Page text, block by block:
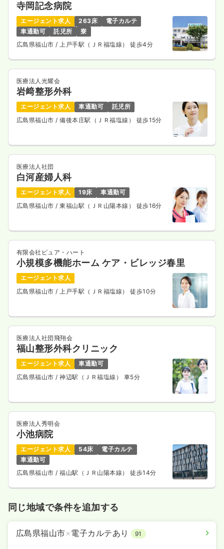
寺岡記念病院
エージェント求人 263床
電子カルテ
車通勤可
託児所
寮
広島県福山市/ 上戸手駅（ＪＲ福塩線） 徒歩4分
医療法人光耀会
岩﨑整形外科
エージェント求人 車通勤可
託児所
広島県福山市 / 備後本庄駅（ＪＲ福塩線） 徒歩15分
医療法人社団
白河産婦人科
エージェント求人 19床
車通勤可
広島県福山市 / 東福山駅（ＪＲ山陽本線） 徒歩16分
有限会社ピュア・ハート
小規模多機能ホーム ケア・ビレッジ春里
エージェント求人
広島県福山市 / 上戸手駅（ＪＲ福塩線） 徒歩10分
医療法人社団飛翔会
福山整形外科クリニック
エージェント求人
車通勤可
広島県福山市 / 神辺駅（ＪＲ福塩線） 車5分
医療法人秀明会
小池病院
エージェント求人 54床
電子カルテ
車通勤可
広島県福山市/ 福山駅（ＪＲ山陽本線） 徒歩14分
同じ地域で条件を追加する
広島県福山市×電子カルテあり 91